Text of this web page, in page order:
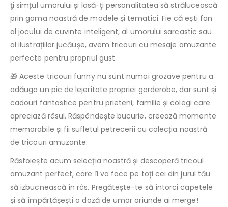
ţi simțul umorului și lasă-ţi personalitatea să strălucească
prin gama noastră de modele și tematici. Fie că ești fan
al jocului de cuvinte inteligent, al umorului sarcastic sau
al ilustrațiilor jucăușe, avem tricouri cu mesaje amuzante
perfecte pentru propriul gust.
🎁 Aceste tricouri funny nu sunt numai grozave pentru a
adăuga un pic de lejeritate propriei garderobe, dar sunt și
cadouri fantastice pentru prieteni, familie și colegi care
apreciază râsul. Răspândește bucurie, creează momente
memorabile și fii sufletul petrecerii cu colecția noastră
de tricouri amuzante.
Răsfoiește acum selecția noastră și descoperă tricoul
amuzant perfect, care îi va face pe toți cei din jurul tău
să izbucnească în râs. Pregătește-te să întorci capetele
și să împărtășești o doză de umor oriunde ai merge!